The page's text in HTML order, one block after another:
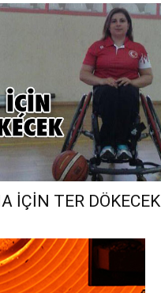
İÇİN TER DÖKECEK